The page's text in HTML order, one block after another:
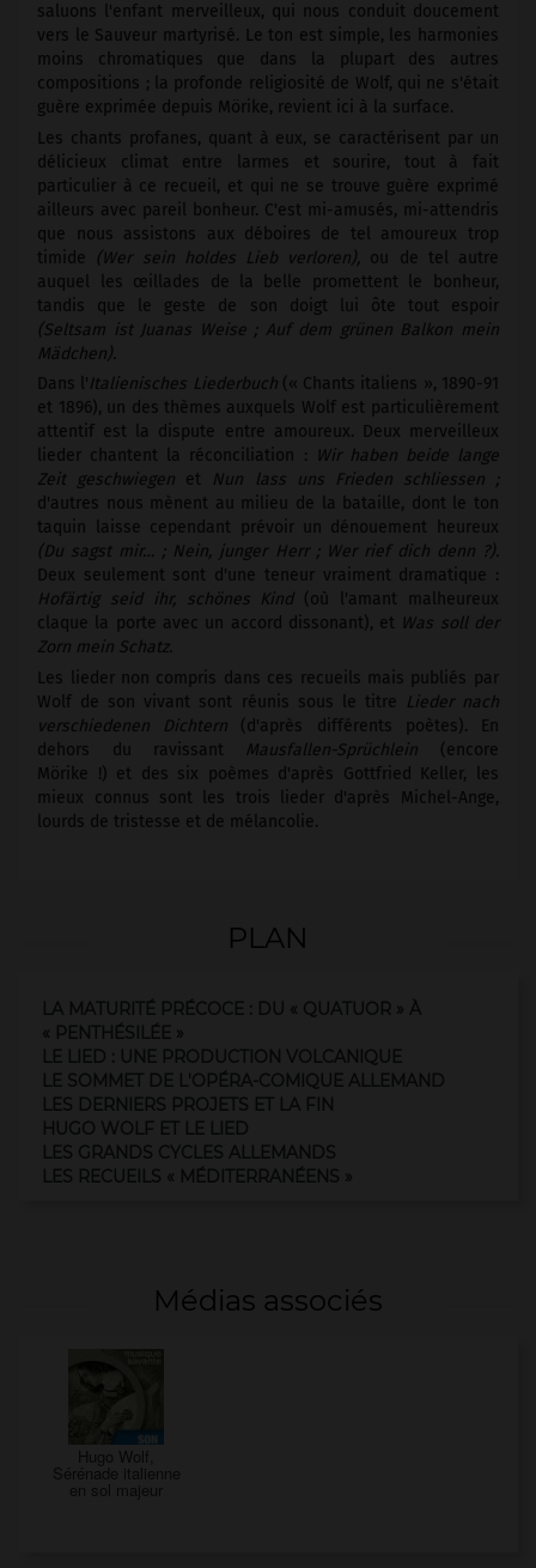
saluons l'enfant merveilleux, qui nous conduit doucement
vers le Sauveur martyrisé. Le ton est simple, les harmonies
moins chromatiques que dans la plupart des autres
compositions ; la profonde religiosité de Wolf, qui ne s'était
guère exprimée depuis Mörike, revient ici à la surface.
Les chants profanes, quant à eux, se caractérisent par un
délicieux climat entre larmes et sourire, tout à fait
particulier à ce recueil, et qui ne se trouve guère exprimé
ailleurs avec pareil bonheur. C'est mi-amusés, mi-attendris
que nous assistons aux déboires de tel amoureux trop
timide (Wer sein holdes Lieb verloren), ou de tel autre
auquel les œillades de la belle promettent le bonheur,
tandis que le geste de son doigt lui ôte tout espoir
(Seltsam ist Juanas Weise ; Auf dem grünen Balkon mein
Mädchen).
Dans l'Italienisches Liederbuch (« Chants italiens », 1890-91
et 1896), un des thèmes auxquels Wolf est particulièrement
attentif est la dispute entre amoureux. Deux merveilleux
lieder chantent la réconciliation :
Wir haben beide lange
Zeit geschwiegen et Nun lass uns Frieden schliessen ;
d'autres nous mènent au milieu de la bataille, dont le ton
taquin laisse cependant prévoir un dénouement heureux
(Du sagst mir… ; Nein, junger Herr ; Wer rief dich denn ?).
Deux seulement sont d'une teneur vraiment dramatique :
Hofärtig seid ihr, schönes Kind (où l'amant malheureux
claque la porte avec un accord dissonant), et Was soll der
Zorn mein Schatz.
Les lieder non compris dans ces recueils mais publiés par
Wolf de son vivant sont réunis sous le titre Lieder nach
verschiedenen Dichtern (d'après différents poètes). En
dehors du ravissant Mausfallen-Sprüchlein (encore
Mörike !) et des six poèmes d'après Gottfried Keller, les
mieux connus sont les trois lieder d'après Michel-Ange,
lourds de tristesse et de mélancolie.
PLAN
LA MATURITÉ PRÉCOCE : DU « QUATUOR » À
« PENTHÉSILÉE »
LE LIED : UNE PRODUCTION VOLCANIQUE
LE SOMMET DE L'OPÉRA-COMIQUE ALLEMAND
LES DERNIERS PROJETS ET LA FIN
HUGO WOLF ET LE LIED
LES GRANDS CYCLES ALLEMANDS
LES RECUEILS « MÉDITERRANÉENS »
Médias associés
Hugo Wolf,
Sérénade italienne
en sol majeur